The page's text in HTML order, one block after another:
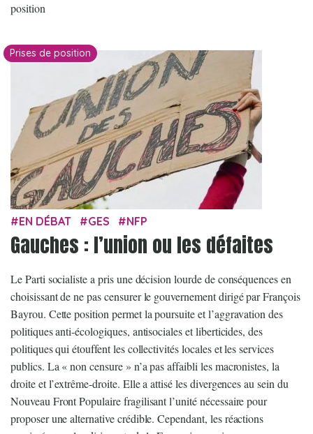
position
Prises de position
EN DÉBAT GES NFP
Gauches : l’union ou les défaites
Le Parti socialiste a pris une décision lourde de conséquences en
choisissant de ne pas censurer le gouvernement dirigé par François
Bayrou. Cette position permet la poursuite et l’aggravation des
politiques anti-écologiques, antisociales et liberticides, des
politiques qui étouffent les collectivités locales et les services
publics. La « non censure » n’a pas affaibli les macronistes, la
droite et l’extrême-droite. Elle a attisé les divergences au sein du
Nouveau Front Populaire fragilisant l’unité nécessaire pour
proposer une alternative crédible. Cependant, les réactions